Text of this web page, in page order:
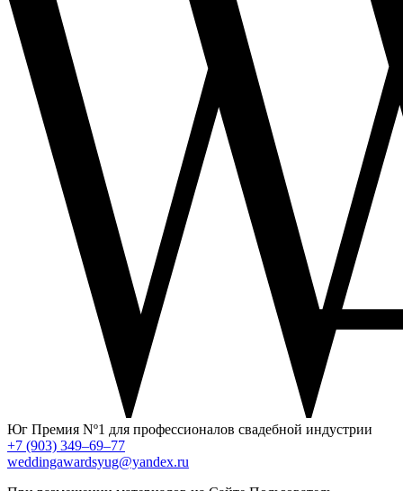
Юг Премия Nº1 для профессионалов свадебной индустрии
+7 (903) 349–69–77
weddingawardsyug@yandex.ru